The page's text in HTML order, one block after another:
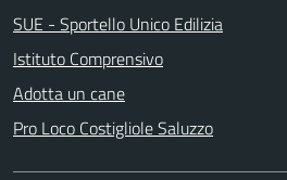
SUE - Sportello Unico Edilizia
Istituto Comprensivo
Adotta un cane
Pro Loco Costigliole Saluzzo